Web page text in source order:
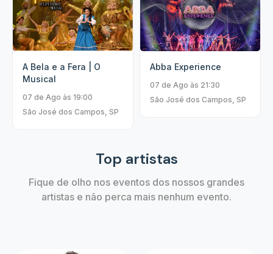
A Bela e a Fera | O
Musical
07 de Ago às 19:00
São José dos Campos, SP
Abba Experience
07 de Ago às 21:30
São José dos Campos, SP
Top artistas
Fique de olho nos eventos dos nossos grandes
artistas e não perca mais nenhum evento.